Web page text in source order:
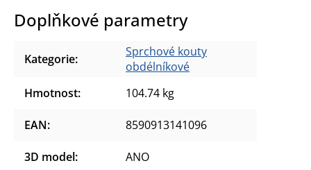
Doplňkové parametry
Kategorie:
Sprchové kouty
obdélníkové
Hmotnost: 104.74 kg
EAN: 8590913141096
3D model: ANO